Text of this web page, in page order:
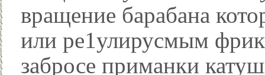
вращение барабана
или ре1улирусмым
забросе приманки